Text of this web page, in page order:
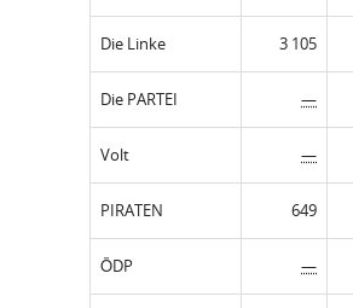
Die Linke 3 105
Die PARTEI —
Volt —
PIRATEN 649
ÖDP —